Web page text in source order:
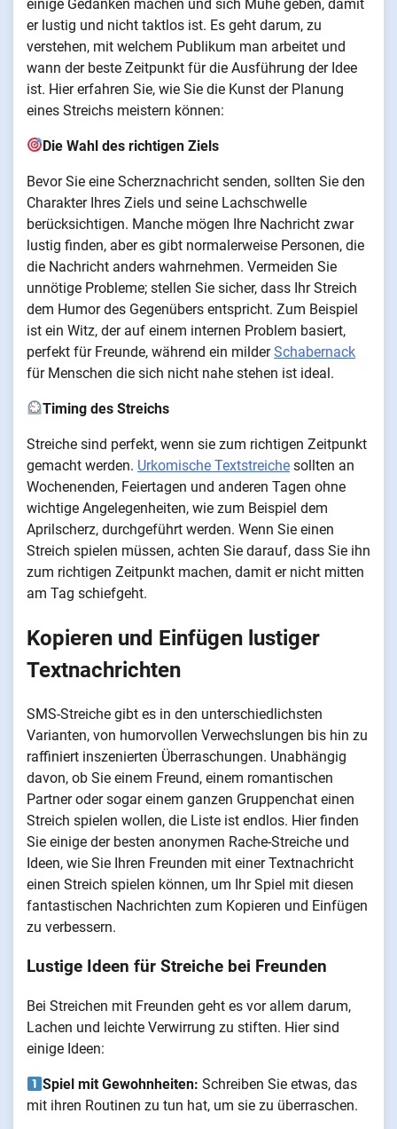
einige Gedanken machen und sich Mühe geben, damit
er lustig und nicht taktlos ist. Es geht darum, zu
verstehen, mit welchem Publikum man arbeitet und
wann der beste Zeitpunkt für die Ausführung der Idee
ist. Hier erfahren Sie, wie Sie die Kunst der Planung
eines Streichs meistern können:
Die Wahl des richtigen Ziels
Bevor Sie eine Scherznachricht senden, sollten Sie den
Charakter Ihres Ziels und seine Lachschwelle
berücksichtigen. Manche mögen Ihre Nachricht zwar
lustig finden, aber es gibt normalerweise Personen, die
die Nachricht anders wahrnehmen. Vermeiden Sie
unnötige Probleme; stellen Sie sicher, dass Ihr Streich
dem Humor des Gegenübers entspricht. Zum Beispiel
ist ein Witz, der auf einem internen Problem basiert,
perfekt für Freunde, während ein milderSchabernack
für Menschen die sich nicht nahe stehen ist ideal.
Timing des Streichs
Streiche sind perfekt, wenn sie zum richtigen Zeitpunkt
gemacht werden. Urkomische Textstreiche sollten an
Wochenenden, Feiertagen und anderen Tagen ohne
wichtige Angelegenheiten, wie zum Beispiel dem
Aprilscherz, durchgeführt werden. Wenn Sie einen
Streich spielen müssen, achten Sie darauf, dass Sie ihn
zum richtigen Zeitpunkt machen, damit er nicht mitten
am Tag schiefgeht.
Kopieren und Einfügen lustiger
Textnachrichten
SMS-Streiche gibt es in den unterschiedlichsten
Varianten, von humorvollen Verwechslungen bis hin zu
raffiniert inszenierten Überraschungen. Unabhängig
davon, ob Sie einem Freund, einem romantischen
Partner oder sogar einem ganzen Gruppenchat einen
Streich spielen wollen, die Liste ist endlos. Hier finden
Sie einige der besten anonymen Rache-Streiche und
Ideen, wie Sie Ihren Freunden mit einer Textnachricht
einen Streich spielen können, um Ihr Spiel mit diesen
fantastischen Nachrichten zum Kopieren und Einfügen
zu verbessern.
Lustige Ideen für Streiche bei Freunden
Bei Streichen mit Freunden geht es vor allem darum,
Lachen und leichte Verwirrung zu stiften. Hier sind
einige Ideen:
Spiel mit Gewohnheiten: Schreiben Sie etwas, das
mit ihren Routinen zu tun hat, um sie zu überraschen.